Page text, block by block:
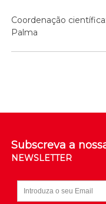
Coordenação
Palma
Subscreva a
NEWSLETTER